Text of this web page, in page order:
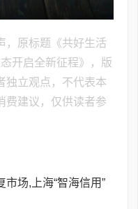
，原标题《共好生活
开启全新征程》，版
独立观点，不代表本
费建议，仅供读者参
场,上海“智海信用”